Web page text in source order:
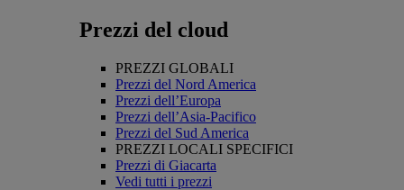
Prezzi del cloud
PREZZI GLOBALI
Prezzi del Nord America
Prezzi dell’Europa
Prezzi dell’Asia-Pacifico
Prezzi del Sud America
PREZZI LOCALI SPECIFICI
Prezzi di Giacarta
Vedi tutti i prezzi